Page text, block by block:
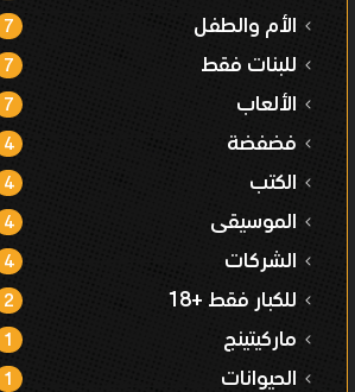
الأم والطفل 7
للبنات فقط 7
الألعاب 7
فضفضة 4
الكتب 4
الموسيقى 4
الشركات 4
للكبار فقط +18 2
ماركيتينج 1
الحيوانات 1